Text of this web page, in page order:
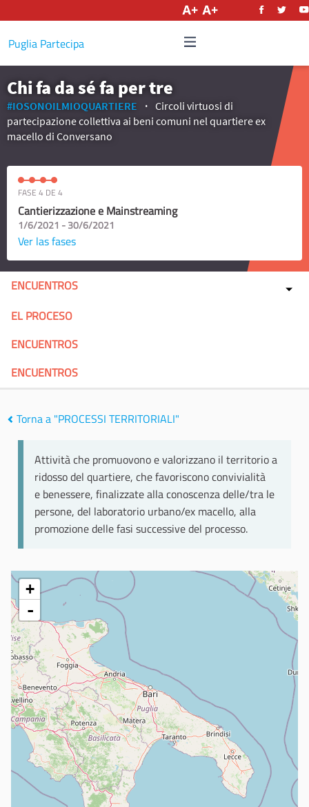
Puglia Partecipa
Chi fa da sé fa per tre
#IOSONOILMIOQUARTIERE
Circoli virtuosi di
partecipazione collettiva ai beni comuni nel quartiere ex
macello di Conversano
FASE 4 DE 4
Cantierizzazione e Mainstreaming
1/6/2021 - 30/6/2021
Ver las fases
ENCUENTROS
EL PROCESO
ENCUENTROS
ENCUENTROS
Torna a "PROCESSI TERRITORIALI"
Attività che promuovono e valorizzano il territorio a
ridosso del quartiere, che favoriscono convivialità
e benessere, finalizzate alla conoscenza delle/tra le
persone, del laboratorio urbano/ex macello, alla
promozione delle fasi successive del processo.
+
-